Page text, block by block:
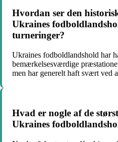
Hvordan ser den
Ukraines
turneringer?
Ukraines fodboldlandshold har
bemærkelsesværdige
men har generelt haft svært ved
Hvad er nogle af de
Ukraines